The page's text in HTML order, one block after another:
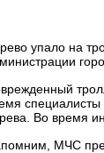
упало на
Во время
МЧС